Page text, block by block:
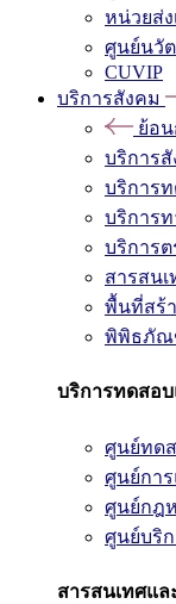
หน่วยส่
ศูนย์นวัต
CUVIP
บริการสังคม
ย้อ
บริการสั
บริการ
บริการ
บริการ
สารสน
พื้นที่สร้
พิพิธภั
บริการทดสอ
ศูนย์ทด
ศูนย์กา
ศูนย์กฎ
ศูนย์บริ
สารสนเทศแล